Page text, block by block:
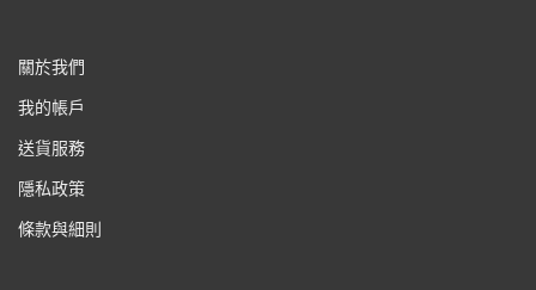
關於我們
我的帳戶
送貨服務
隱私政策
條款與細則